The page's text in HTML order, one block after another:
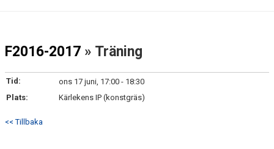
F2016-2017 » Träning
Tid:
ons 17 juni, 17:00 - 18:30
Plats:
Kärlekens IP (konstgräs)
<< Tillbaka